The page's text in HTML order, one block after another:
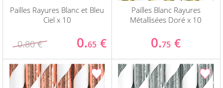
Pailles Rayures Blanc et Bleu
Ciel x 10
0.80 € 0.65 €
Pailles Blanc Rayures
Métallisées Doré x 10
0.75 €